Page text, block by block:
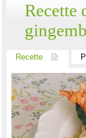
Recette
Recette